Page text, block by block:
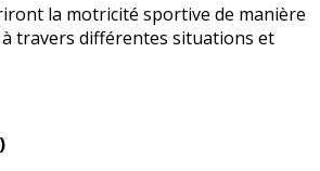
la motricité sportive de manière
travers différentes situations et